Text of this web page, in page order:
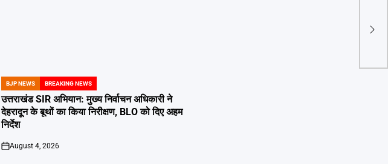
POSTED
IN
BJP NEWS BREAKING NEWS
उत्तराखंड SIR अभियान: मुख्य निर्वाचन अधिकारी ने
देहरादून के बूथों का किया निरीक्षण, BLO को दिए अहम
निर्देश
on
August 4, 2026